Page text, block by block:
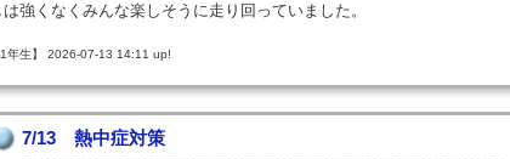
は強くなくみんな楽しそうに走り回っていました。
1年生】 2026-07-13 14:11 up!
7/13 熱中症対策